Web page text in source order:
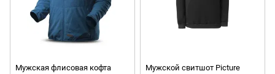
Мужская флисовая кофта
Мужской свитшот Picture